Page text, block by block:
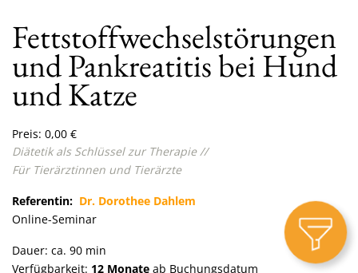
Fettstoffwechselstörungen
und Pankreatitis bei Hund
und Katze
Preis: 0,00 €
Diätetik als Schlüssel zur Therapie //
Für Tierärztinnen und Tierärzte
Referentin: Dr. Dorothee Dahlem
Online-Seminar
Dauer: ca. 90 min
Verfügbarkeit: 12 Monate ab Buchungsdatum